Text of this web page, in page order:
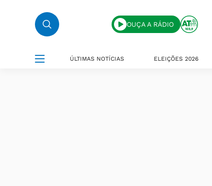
OUÇA A RÁDIO
ÚLTIMAS NOTÍCIAS ELEIÇÕES 2026